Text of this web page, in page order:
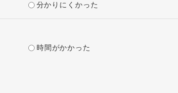
分かりにくかった
時間がかかった